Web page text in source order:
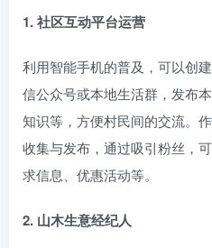
1. 社区互动平台运营
利用智能手机的普及，可以创
信公众号或本地生活群，发布
知识等，方便村民间的交流。
收集与发布，通过吸引粉丝，
求信息、优惠活动等。
2. 山木生意经纪人